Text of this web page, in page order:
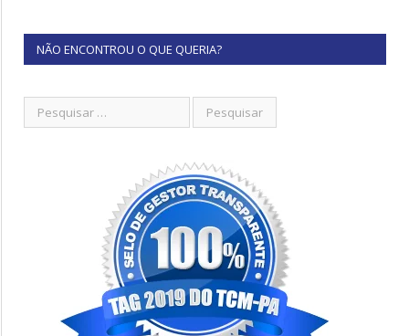
NÃO ENCONTROU O QUE QUERIA?